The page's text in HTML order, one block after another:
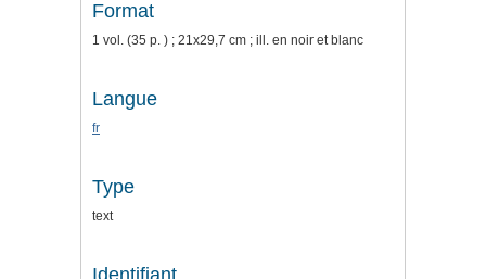
Format
1 vol. (35 p. ) ; 21x29,7 cm ; ill. en noir et blanc
Langue
fr
Type
text